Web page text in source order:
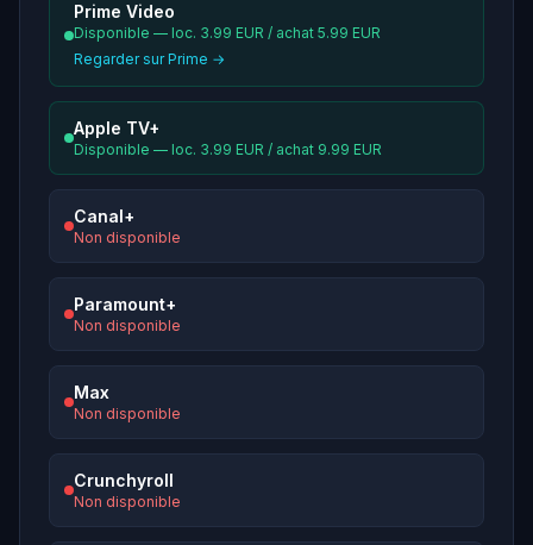
Prime Video
Disponible — loc. 3.99 EUR / achat 5.99 EUR
Regarder sur Prime →
Apple TV+
Disponible — loc. 3.99 EUR / achat 9.99 EUR
Canal+
Non disponible
Paramount+
Non disponible
Max
Non disponible
Crunchyroll
Non disponible